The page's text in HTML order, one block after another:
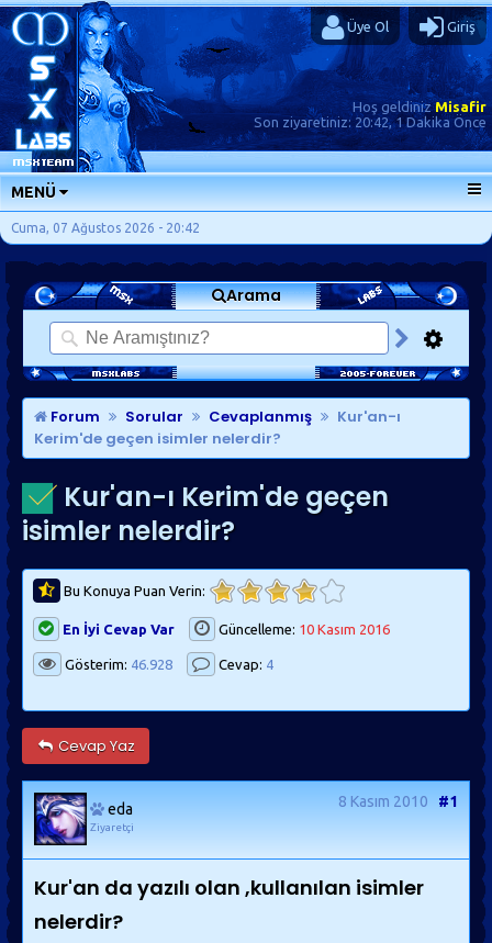
Üye Ol Giriş
Hoş geldinizMisafir
Son ziyaretiniz: 20:42, 1 Dakika Önce
MENÜ
ANA SAYFA
FORUMLAR
SORU-CEVAP
GÜNLÜKLER
SON MESAJLAR
KISAYOLLAR
Cuma, 07 Ağustos 2026 - 20:42
Arama
Forum Sorular Cevaplanmış
Kur'an-ı
Kerim'de geçen isimler nelerdir?
Kur'an-ı Kerim'de geçen
isimler nelerdir?
Bu Konuya Puan Verin:
En İyi Cevap Var Güncelleme: 10 Kasım 2016
Gösterim: 46.928 Cevap: 4
Cevap Yaz
eda
Ziyaretçi
8 Kasım 2010 #1
Kur'an da yazılı olan ,kullanılan isimler
nelerdir?